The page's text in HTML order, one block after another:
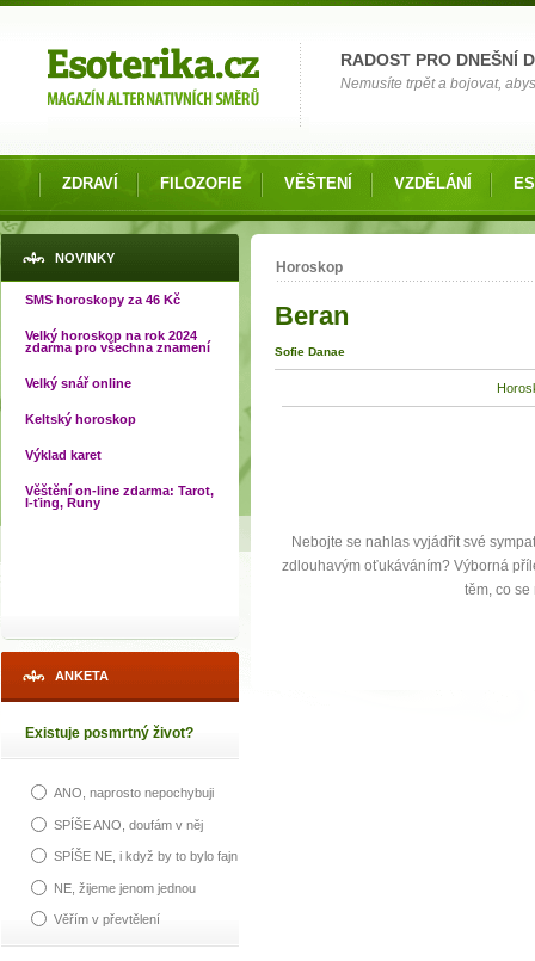
RADOST PRO DNEŠNÍ
Nemusíte trpět a bojovat,
ZDRAVÍ FILOZOFIE VĚŠTENÍ VZDĚLÁNÍ
NOVINKY
SMS horoskopy za 46 Kč
Velký horoskop na rok 2024
zdarma pro všechna znamení
Velký snář online
Keltský horoskop
Výklad karet
Věštění on-line zdarma: Tarot,
I-ťing, Runy
ANKETA
Existuje posmrtný život?
ANO, naprosto nepochybuji
SPÍŠE ANO, doufám v něj
SPÍŠE NE, i když by to bylo fajn
NE, žijeme jenom jednou
Věřím v převtělení
Jste zde
Horoskop
Beran
Sofie Danae
Nebojte se nahlas vyjádřit své
zdlouhavým oťukáváním? Výborná
těm, co